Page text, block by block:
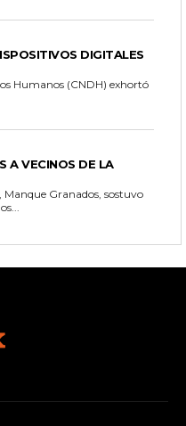
DIGITALES
Humanos (CNDH) exhortó
A VECINOS DE LA
Granados, sostuvo